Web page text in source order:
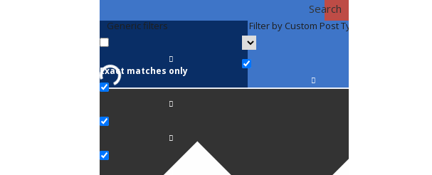
Search
Generic filters
Exact matches only
Filter by Custom Post Type